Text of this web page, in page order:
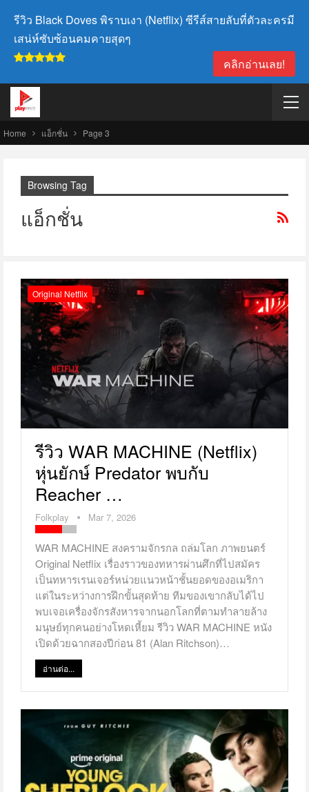
รีวิว Black Doves พิราบเงา (Netflix) ซีรีส์สายลับที่ตัวละครมี
เสน่ห์ซับซ้อนคมคายสุดๆ
คลิกอ่านเลย!
Home แอ็กชั่น Page 3
Browsing Tag
แอ็กชั่น
Original Netflix
รีวิว WAR MACHINE (Netflix)
หุ่นยักษ์ Predator พบกับ
Reacher …
Folkplay Mar 7, 2026
WAR MACHINE สงครามจักรกล ถล่มโลก ภาพยนตร์
Original Netflix เรื่องราวของทหารผ่านศึกที่ไปสมัคร
เป็นทหารเรนเจอร์หน่วยแนวหน้าชั้นยอดของอเมริกา
แต่ในระหว่างการฝึกขั้นสุดท้าย ทีมของเขากลับได้ไป
พบเจอเครื่องจักรสังหารจากนอกโลกที่ตามทำลายล้าง
มนุษย์ทุกคนอย่างโหดเหี้ยม รีวิว WAR MACHINE หนัง
เปิดด้วยฉากสองปีก่อน 81 (Alan Ritchson)…
อ่านต่อ...